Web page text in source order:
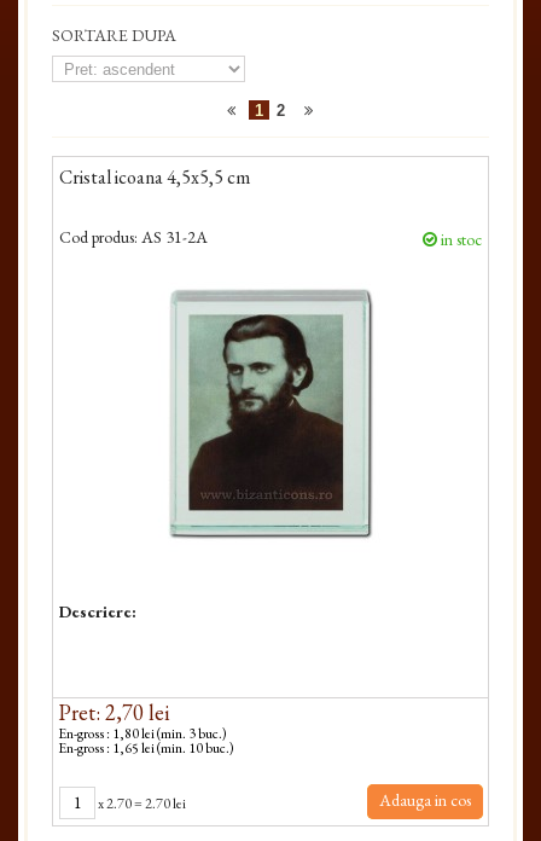
SORTARE DUPA
1 2
Cristal icoana 4,5x5,5 cm
Cod produs: AS 31-2A in stoc
Descriere:
Pret: 2,70 lei
En-gross : 1,80 lei (min. 3 buc.)
En-gross : 1,65 lei (min. 10 buc.)
x2.70=2.70 lei Adauga in cos